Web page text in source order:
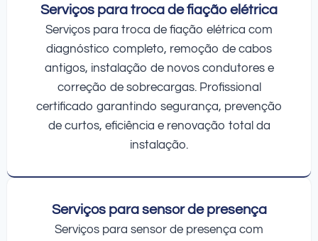
Serviços para troca de fiação elétrica
Serviços para troca de fiação elétrica com
diagnóstico completo, remoção de cabos
antigos, instalação de novos condutores e
correção de sobrecargas. Profissional
certificado garantindo segurança, prevenção
de curtos, eficiência e renovação total da
instalação.
Serviços para sensor de presença
Serviços para sensor de presença com